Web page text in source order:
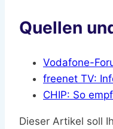
Quellen
Vodafone-
freenet TV:
CHIP: So
Dieser Artikel soll